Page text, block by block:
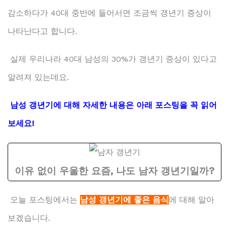
감소하다가 40대 중반에 들어서면 조금씩 갱년기 증상이
나타난다고 합니다.
실제 우리나라 40대 남성의 30%가 갱년기 증상이 있다고
알려져 있는데요.
남성 갱년기에 대해 자세한 내용은 아래 포스팅을 꼭 읽어
보세요!
이유 없이 우울한 요즘, 나도 남자 갱년기일까?
오늘 포스팅에서는 남성 갱년기에 좋은 음식에 대해 알아
보겠습니다.